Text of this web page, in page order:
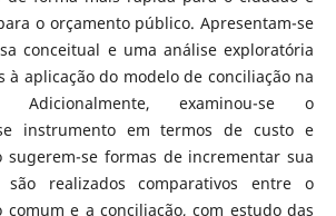
o orçamento público. Apresentam-se
conceitual e uma análise exploratória
à aplicação do modelo de conciliação na
Adicionalmente, examinou-se o
instrumento em termos de custo e
sugerem-se formas de incrementar sua
são realizados comparativos entre o
comum e a conciliação, com estudo das